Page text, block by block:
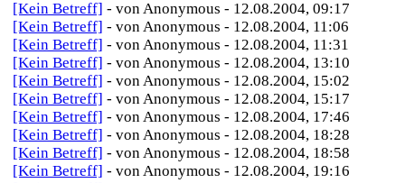
[Kein Betreff] - von Anonymous - 12.08.2004, 09:17
[Kein Betreff] - von Anonymous - 12.08.2004, 11:06
[Kein Betreff] - von Anonymous - 12.08.2004, 11:31
[Kein Betreff] - von Anonymous - 12.08.2004, 13:10
[Kein Betreff] - von Anonymous - 12.08.2004, 15:02
[Kein Betreff] - von Anonymous - 12.08.2004, 15:17
[Kein Betreff] - von Anonymous - 12.08.2004, 17:46
[Kein Betreff] - von Anonymous - 12.08.2004, 18:28
[Kein Betreff] - von Anonymous - 12.08.2004, 18:58
[Kein Betreff] - von Anonymous - 12.08.2004, 19:16